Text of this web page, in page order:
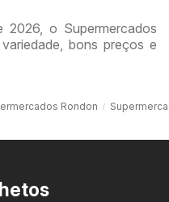
o Supermercados
bons preços e
Rondon